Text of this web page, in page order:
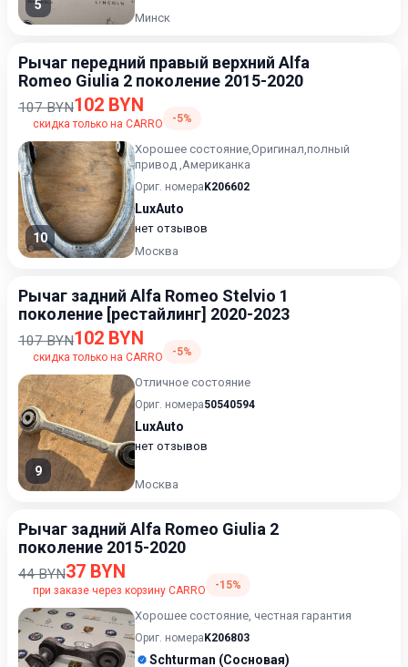
5
Минск
Рычаг передний правый верхний Alfa
Romeo Giulia 2 поколение 2015-2020
107 BYN102 BYN
скидка только на CARRO -5%
10
Хорошее состояние,Оригинал,полный
привод ,Американка
Ориг. номера K206602
LuxAuto
нет отзывов
Москва
Рычаг задний Alfa Romeo Stelvio 1
поколение [рестайлинг] 2020-2023
107 BYN102 BYN
скидка только на CARRO -5%
9
Отличное состояние
Ориг. номера50540594
LuxAuto
нет отзывов
Москва
Рычаг задний Alfa Romeo Giulia 2
поколение 2015-2020
44 BYN37 BYN
при заказе через корзину CARRO -15%
Хорошее состояние, честная гарантия
Ориг. номера K206803
Schturman (Сосновая)